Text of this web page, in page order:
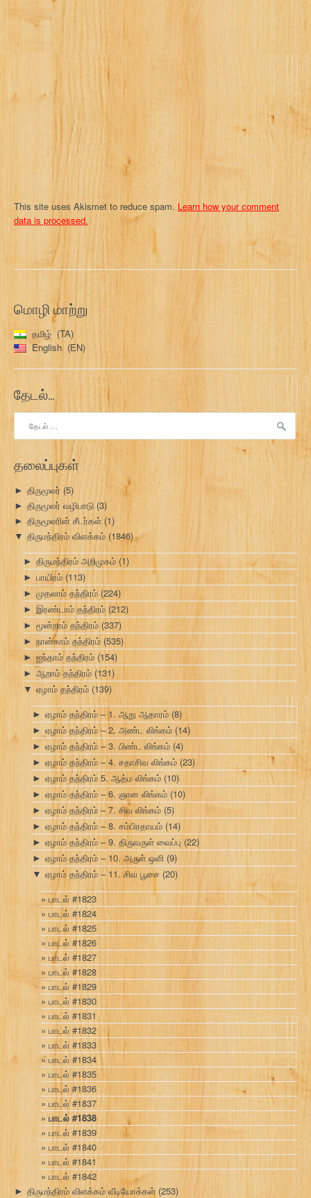
g
o
This site uses Akismet to reduce spam. Learn how your comment
data is processed.
மொழி மாற்று
தமிழ்
TA
English
EN
தேடல்…
இதற்காகத்
தேடு:
தலைப்புகள்
► திருமூலர் (5)
► திருமூலர் வழிபாடு (3)
► திருமூலரின் சீடர்கள் (1)
▼ திருமந்திரம் விளக்கம் (1846)
► திருமந்திரம் அறிமுகம் (1)
► பாயிரம் (113)
► முதலாம் தந்திரம் (224)
► இரண்டாம் தந்திரம் (212)
► மூன்றாம் தந்திரம் (337)
► நான்காம் தந்திரம் (535)
► ஐந்தாம் தந்திரம் (154)
► ஆறாம் தந்திரம் (131)
▼ ஏழாம் தந்திரம் (139)
► ஏழாம் தந்திரம் – 1. ஆறு ஆதாரம் (8)
► ஏழாம் தந்திரம் – 2. அண்ட லிங்கம் (14)
► ஏழாம் தந்திரம் – 3. பிண்ட லிங்கம் (4)
► ஏழாம் தந்திரம் – 4. சதாசிவ லிங்கம் (23)
► ஏழாம் தந்திரம் 5. ஆத்ம லிங்கம் (10)
► ஏழாம் தந்திரம் – 6. ஞான லிங்கம் (10)
► ஏழாம் தந்திரம் – 7. சிவ லிங்கம் (5)
► ஏழாம் தந்திரம் – 8. சம்பிரதாயம் (14)
► ஏழாம் தந்திரம் – 9. திருவருள் வைப்பு (22)
► ஏழாம் தந்திரம் – 10. அருள் ஒளி (9)
▼ ஏழாம் தந்திரம் – 11. சிவ பூசை (20)
பாடல் #1823
பாடல் #1824
பாடல் #1825
பாடல் #1826
பாடல் #1827
பாடல் #1828
பாடல் #1829
பாடல் #1830
பாடல் #1831
பாடல் #1832
பாடல் #1833
பாடல் #1834
பாடல் #1835
பாடல் #1836
பாடல் #1837
பாடல் #1838
பாடல் #1839
பாடல் #1840
பாடல் #1841
பாடல் #1842
► திருமந்திரம் விளக்கம் வீடியோக்கள் (253)